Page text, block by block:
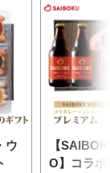
ウ
【
O】コラボ